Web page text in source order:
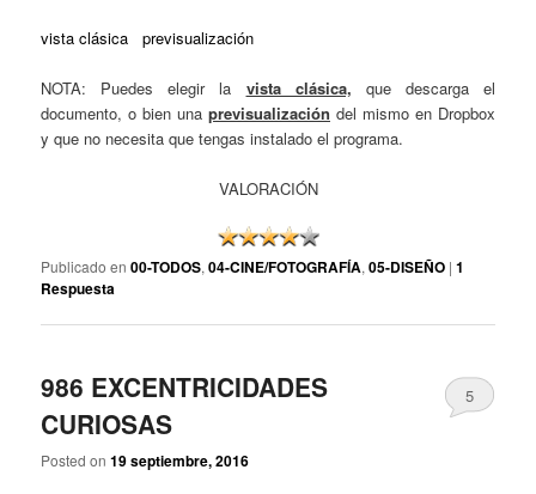
vista clásica previsualización
NOTA: Puedes elegir la vista clásica, que descarga el
documento, o bien una previsualización del mismo en Dropbox
y que no necesita que tengas instalado el programa.
VALORACIÓN
Publicado en 00-TODOS,04-CINE/FOTOGRAFÍA,05-DISEÑO |1
Respuesta
986 EXCENTRICIDADES
CURIOSAS
Posted on19 septiembre, 2016
5